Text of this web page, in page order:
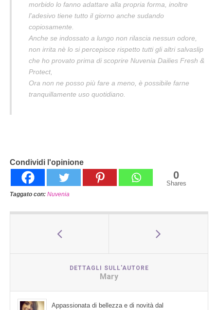
morbido lo fanno adattare alla propria forma, inoltre
l'adesivo tiene tutto il giorno anche sudando
copiosamente.
Anche se indossato a lungo non rilascia nessun odore,
non irrita nè lo si percepisce rispetto tutti gli altri salvaslip
che ho provato prima di scoprire Nuvenia Dailies Fresh &
Protect,
Ora non ne posso più fare a meno, è possibile farne
tranquillamente uso quotidiano.
Condividi l'opinione
0
Shares
Taggato con: Nuvenia
DETTAGLI SULL'AUTORE
Mary
Appassionata di bellezza e di novità dal